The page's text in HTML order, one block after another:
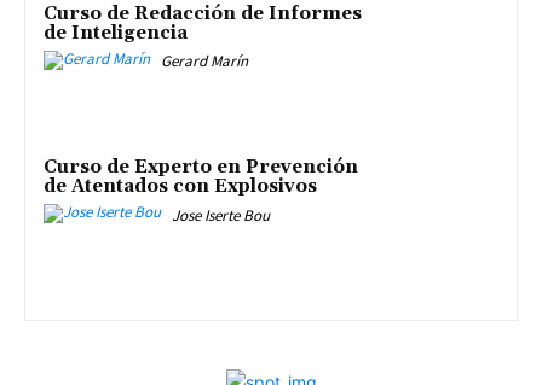
Curso de Redacción de Informes
de Inteligencia
Gerard Marín
Curso de Experto en Prevención
de Atentados con Explosivos
Jose Iserte Bou